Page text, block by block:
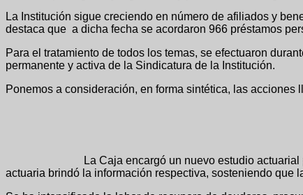
La Institución sigue creciendo en número de afiliados y
destaca que a dicha fecha se acordaron 966 préstamos
Para el tratamiento de todos los temas, se efectuaron
permanente y activa de la Sindicatura de la Institución.
Ponemos a consideración, en forma sintética, las acciones
La Caja encargó un nuevo estudio actuarial para
actuaria brindó la información respectiva, sosteniendo que